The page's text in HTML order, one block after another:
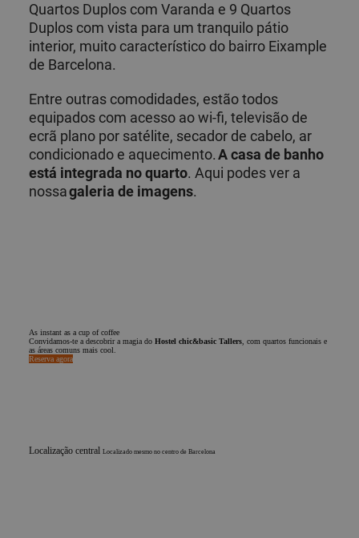
Quartos Duplos com Varanda e 9 Quartos
Duplos com vista para um tranquilo pátio
interior, muito característico do bairro Eixample
de Barcelona.
Entre outras comodidades, estão todos
equipados com acesso ao wi-fi, televisão de
ecrã plano por satélite, secador de cabelo, ar
condicionado e aquecimento.A casa de banho
está integrada no quarto. Aqui podes ver a
nossagaleria de imagens.
As instant as a cup of coffee
Convidamos-te a descobrir a magia do Hostel chic&basic Tallers , com quartos funcionais e
as áreas comuns mais cool.
Reserva agora
Localização central Localizado mesmo no centro de Barcelona